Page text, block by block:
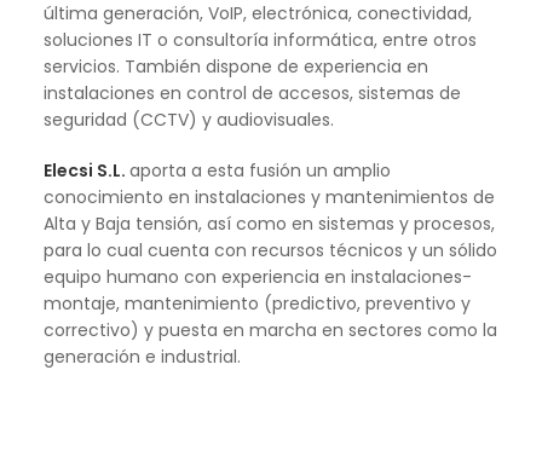
última generación, VoIP, electrónica, conectividad,
soluciones IT o consultoría informática, entre otros
servicios. También dispone de experiencia en
instalaciones en control de accesos, sistemas de
seguridad (CCTV) y audiovisuales.
Elecsi S.L. aporta a esta fusión un amplio
conocimiento en instalaciones y mantenimientos de
Alta y Baja tensión, así como en sistemas y procesos,
para lo cual cuenta con recursos técnicos y un sólido
equipo humano con experiencia en instalaciones-
montaje, mantenimiento (predictivo, preventivo y
correctivo) y puesta en marcha en sectores como la
generación e industrial.